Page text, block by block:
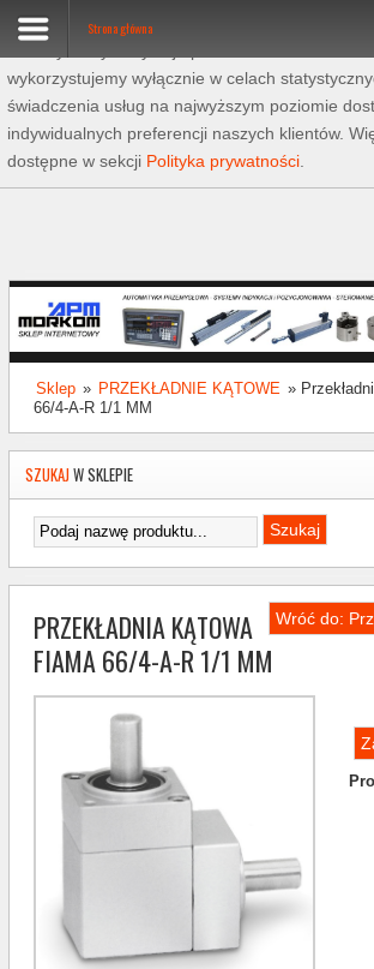
Zasady dotyczące cookies
wykorzystujemy wyłącznie w celach
świadczenia usług na najwyższym poziomie
indywidualnych preferencji naszych klientów.
dostępne w sekcji Polityka prywatności.
Strona główna
Sklep » PRZEKŁADNIE KĄTOWE »
66/4-A-R 1/1 MM
SZUKAJW SKLEPIE
Wróć do:
PRZEKŁADNIA KĄTOWA
FIAMA 66/4-A-R 1/1 MM